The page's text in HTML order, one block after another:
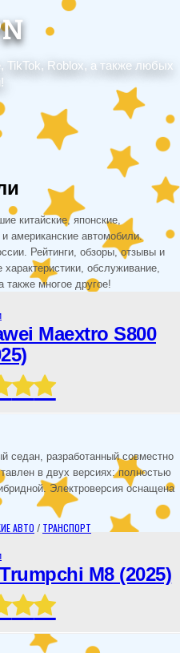
TikTok, Roblox, а также любых
китайские, японские,
американские автомобили.
Рейтинги, обзоры, отзывы и
обслуживание,
также многое другое!
Maextro S800
седан, разработанный совместно
в двух версиях: полностью
Электроверсия оснащена
АВТО / ТРАНСПОРТ
M8 (2025)